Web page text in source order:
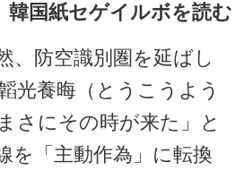
韓国紙セゲイルボを読む
、防空識別圏を延ばし
光養晦（とうこうよう
さにその時が来た」と
を「主動作為」に転換